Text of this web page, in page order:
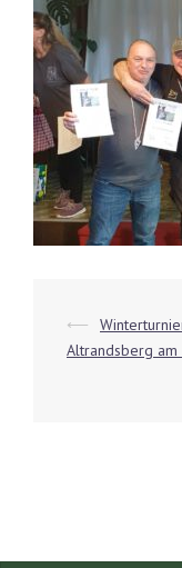
⟵
Altrandsberg am